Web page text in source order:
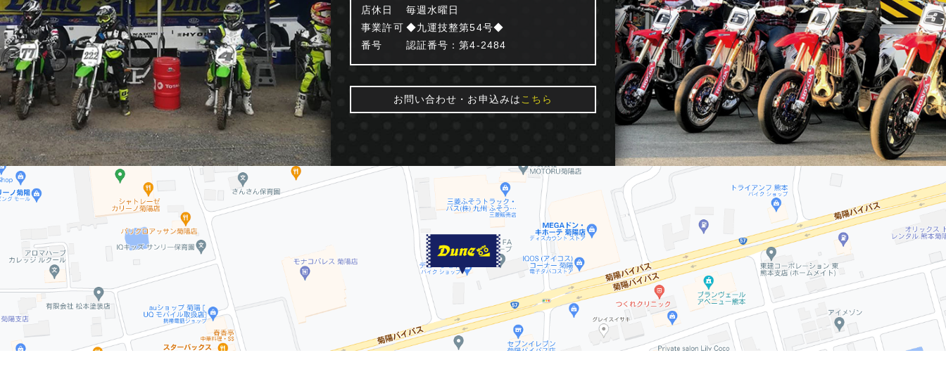
店休日
毎週水曜日
事業許可
番号
◆九運技整第54号◆
認証番号：第4-2484
お問い合わせ・お申込みは こちら